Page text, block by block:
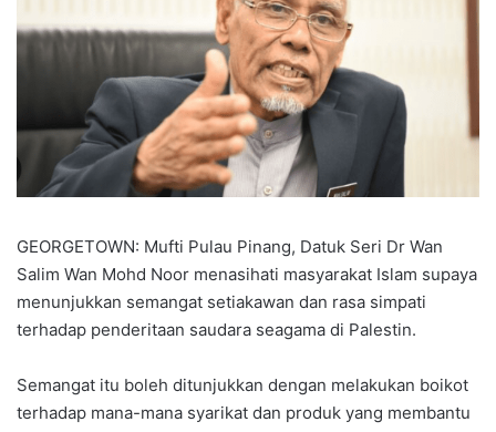
GEORGETOWN: Mufti Pulau Pinang, Datuk Seri Dr Wan
Salim Wan Mohd Noor menasihati masyarakat Islam supaya
menunjukkan semangat setiakawan dan rasa simpati
terhadap penderitaan saudara seagama di Palestin.
Semangat itu boleh ditunjukkan dengan melakukan boikot
terhadap mana-mana syarikat dan produk yang membantu